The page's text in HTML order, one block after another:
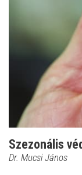
Szezonális
Dr. Mucsi János